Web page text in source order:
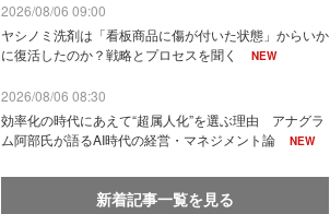
2026/08/06 09:00
ヤシノミ洗剤は「看板商品に傷が付いた状態」からいか
に復活したのか？戦略とプロセスを聞く
NEW
2026/08/06 08:30
効率化の時代にあえて“超属人化”を選ぶ理由 アナグラ
ム阿部氏が語るAI時代の経営・マネジメント論
NEW
新着記事一覧を見る